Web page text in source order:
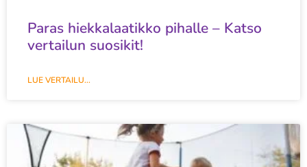
Paras hiekkalaatikko pihalle – Katso
vertailun suosikit!
LUE VERTAILU...